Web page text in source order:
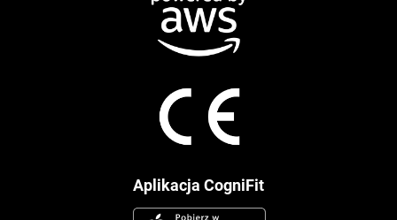
Aplikacja CogniFit